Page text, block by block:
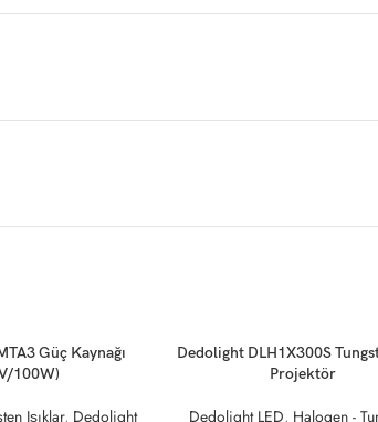
Güç Kaynağı
100W)
Işıklar, Dedolight
DEVAMINI OKU
Dedolight DLH1X300S
Projektör
Dedolight LED, Halogen -